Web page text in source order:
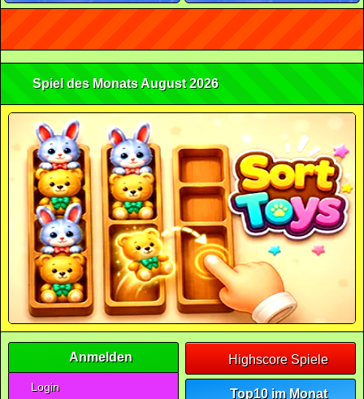
Spiel des Monats August 2026
Anmelden
Login
Highscore Spiele
Top10 im Monat